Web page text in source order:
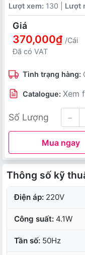
Lượt xem: 130 | Lượt
Giá
370,000₫ /Cái
Đã có VAT
Tình trạng hàng:
Catalogue: Xem
Số Lượng −
Mua ngay
Thông số kỹ
Điện áp: 220V
Công suất: 4.1W
Tần số: 50Hz